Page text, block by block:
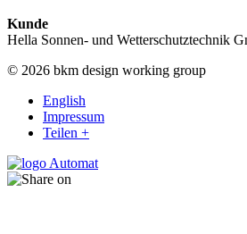
Kunde
Hella Sonnen- und Wetterschutztechnik
© 2026 bkm design working group
English
Impressum
Teilen +